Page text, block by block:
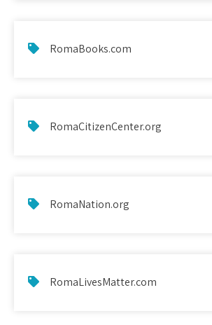
RomaBooks.com
RomaCitizenCenter.org
RomaNation.org
RomaLivesMatter.com